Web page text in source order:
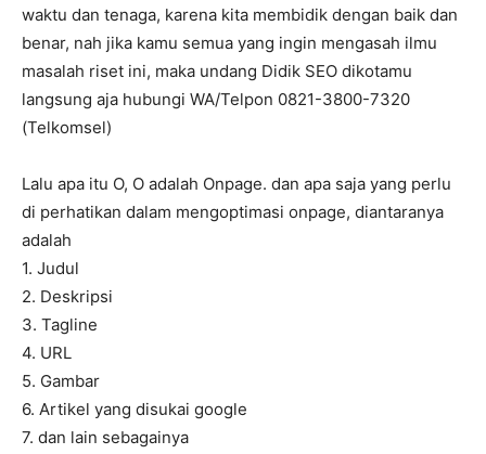
waktu dan tenaga, karena kita membidik dengan baik dan
benar, nah jika kamu semua yang ingin mengasah ilmu
masalah riset ini, maka undang Didik SEO dikotamu
langsung aja hubungi WA/Telpon 0821-3800-7320
(Telkomsel)
Lalu apa itu O, O adalah Onpage. dan apa saja yang perlu
di perhatikan dalam mengoptimasi onpage, diantaranya
adalah
1. Judul
2. Deskripsi
3. Tagline
4. URL
5. Gambar
6. Artikel yang disukai google
7. dan lain sebagainya